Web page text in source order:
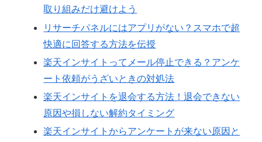
取り組みだけ避けよう
リサーチパネルにはアプリがない？スマホで超
快適に回答する方法を伝授
楽天インサイトってメール停止できる？アンケ
ート依頼がうざいときの対処法
楽天インサイトを退会する方法！退会できない
原因や損しない解約タイミング
楽天インサイトからアンケートが来ない原因と